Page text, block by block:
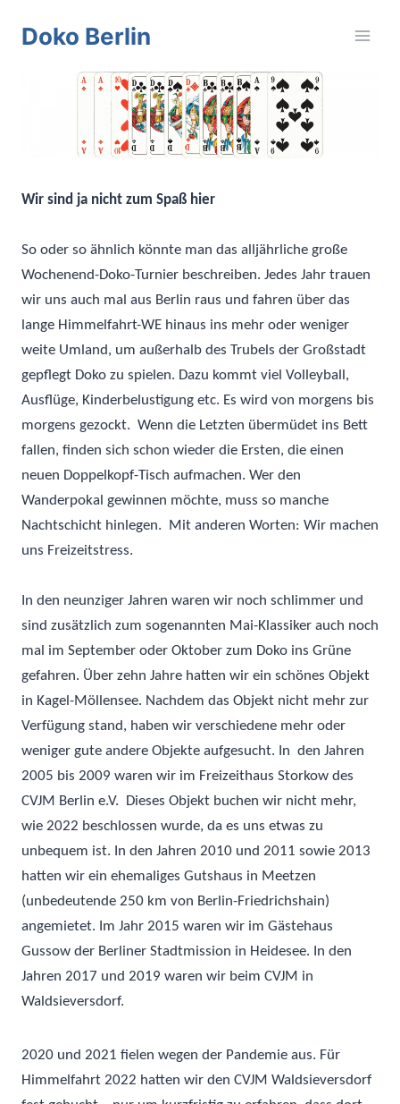
InhaltDoko Berlin
Wir sind ja nicht zum Spaß hier
So oder so ähnlich könnte man das alljährliche große
Wochenend-Doko-Turnier beschreiben. Jedes Jahr trauen
wir uns auch mal aus Berlin raus und fahren über das
lange Himmelfahrt-WE hinaus ins mehr oder weniger
weite Umland, um außerhalb des Trubels der Großstadt
gepflegt Doko zu spielen. Dazu kommt viel Volleyball,
Ausflüge, Kinderbelustigung etc. Es wird von morgens bis
morgens gezockt. Wenn die Letzten übermüdet ins Bett
fallen, finden sich schon wieder die Ersten, die einen
neuen Doppelkopf-Tisch aufmachen. Wer den
Wanderpokal gewinnen möchte, muss so manche
Nachtschicht hinlegen. Mit anderen Worten: Wir machen
uns Freizeitstress.
In den neunziger Jahren waren wir noch schlimmer und
sind zusätzlich zum sogenannten Mai-Klassiker auch noch
mal im September oder Oktober zum Doko ins Grüne
gefahren. Über zehn Jahre hatten wir ein schönes Objekt
in Kagel-Möllensee. Nachdem das Objekt nicht mehr zur
Verfügung stand, haben wir verschiedene mehr oder
weniger gute andere Objekte aufgesucht. In den Jahren
2005 bis 2009 waren wir im Freizeithaus Storkow des
CVJM Berlin e.V. Dieses Objekt buchen wir nicht mehr,
wie 2022 beschlossen wurde, da es uns etwas zu
unbequem ist. In den Jahren 2010 und 2011 sowie 2013
hatten wir ein ehemaliges Gutshaus in Meetzen
(unbedeutende 250 km von Berlin-Friedrichshain)
angemietet. Im Jahr 2015 waren wir im Gästehaus
Gussow der Berliner Stadtmission in Heidesee. In den
Jahren 2017 und 2019 waren wir beim CVJM in
Waldsieversdorf.
2020 und 2021 fielen wegen der Pandemie aus. Für
Himmelfahrt 2022 hatten wir den CVJM Waldsieversdorf